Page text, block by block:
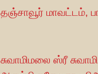
தஞ்சாவூர்
சுவாமிமலை ஸ்ரீ